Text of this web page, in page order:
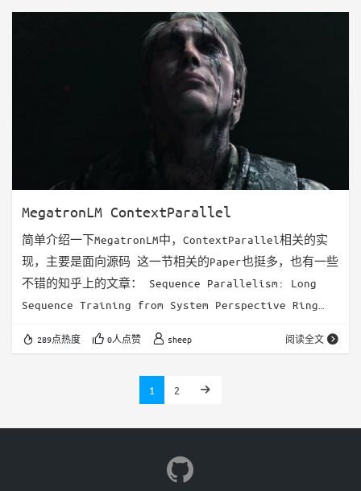
的back…
MegatronLM ContextParallel
简单介绍一下MegatronLM中，ContextParallel相关的实
现，主要是面向源码 这一节相关的Paper也挺多，也有一些
不错的知乎上的文章： Sequence Parallelism: Long
Sequence Training from System Perspective Ring
应该是两轮，先算score，再算S * V 这里应该是要求同一
289点热度 0人点赞 sheep 阅读全文
1 2